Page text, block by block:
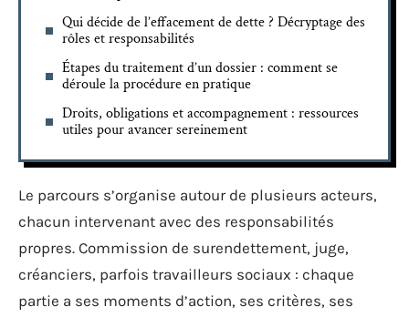
Qui décide de l’effacement de dette ? Décryptage des
rôles et responsabilités
Étapes du traitement d’un dossier : comment se
déroule la procédure en pratique
Droits, obligations et accompagnement : ressources
utiles pour avancer sereinement
Le parcours s’organise autour de plusieurs acteurs,
chacun intervenant avec des responsabilités
propres. Commission de surendettement, juge,
créanciers, parfois travailleurs sociaux : chaque
partie a ses moments d’action, ses critères, ses